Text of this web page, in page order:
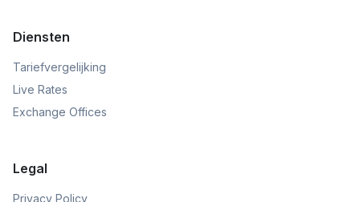
Diensten
Tariefvergelijking
Live Rates
Exchange Offices
Legal
Privacy Policy